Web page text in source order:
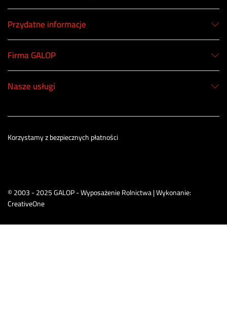
Przydatne informacje
Firma GALOP
Nasze usługi
© 2003 - 2025 GALOP - Wyposażenie Rolnictwa | Wykonanie:
CreativeOne
Korzystamy z bezpiecznych płatności